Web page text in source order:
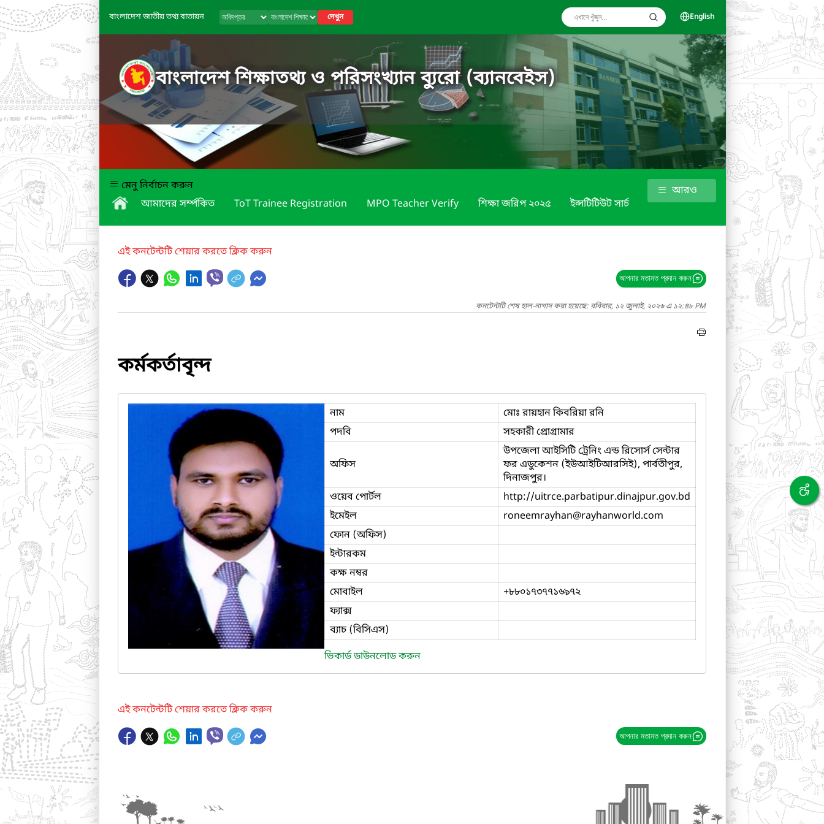
বাংলাদেশ জাতীয় তথ্য বাতায়ন দেখুন English
বাংলাদেশ শিক্ষাতথ্য ও পরিসংখ্যান ব্যুরো (ব্যানবেইস)
মেনু নির্বাচন করুন
আমাদের সর্ম্পকিত
ToT Trainee Registration MPO Teacher Verify শিক্ষা জরিপ ২০২৫ ইন্সটিটিউট সার্চ
আরও
এই কনটেন্টটি শেয়ার করতে ক্লিক করুন
আপনার মতামত প্রদান করুন
কনটেন্টটি শেষ হাল-নাগাদ করা হয়েছে: রবিবার, ১২ জুলাই, ২০২৬ এ ১২:৪৮ PM
কর্মকর্তাবৃন্দ
নাম
মোঃ রায়হান কিবরিয়া রনি
পদবি
সহকারী প্রোগ্রামার
অফিস
উপজেলা আইসিটি ট্রেনিং এন্ড রিসোর্স সেন্টার
ফর এডুকেশন (ইউআইটিআরসিই), পার্বতীপুর,
দিনাজপুর।
ওয়েব পোর্টল
http://uitrce.parbatipur.dinajpur.gov.bd
ইমেইল
roneemrayhan@rayhanworld.com
ফোন (অফিস)
ইন্টারকম
কক্ষ নম্বর
মোবাইল
+৮৮০১৭৩৭৭১৬৯৭২
ফ্যাক্স
ব্যাচ (বিসিএস)
ভিকার্ড ডাউনলোড করুন
এই কনটেন্টটি শেয়ার করতে ক্লিক করুন
আপনার মতামত প্রদান করুন